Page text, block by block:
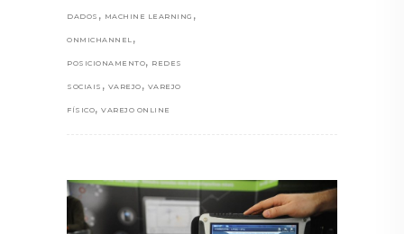
DADOS , MACHINE LEARNING ,
ONMICHANNEL ,
POSICIONAMENTO, REDES
SOCIAIS , VAREJO , VAREJO
FÍSICO, VAREJO ONLINE